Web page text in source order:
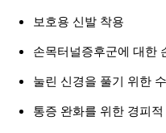
보호용 신발 착용
손목터널증후군에 대한
눌린 신경을 풀기 위한
통증 완화를 위한 경피